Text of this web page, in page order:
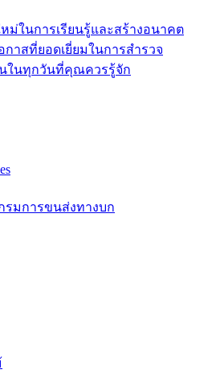
ม่ในการเรียนรู้และสร้างอนาคต
กาสที่ยอดเยี่ยมในการสำรวจ
นในทุกวันที่คุณควรรู้จัก
รมการขนส่งทางบก